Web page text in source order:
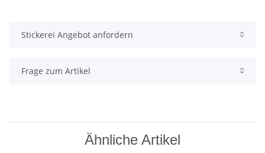
Stickerei Angebot anfordern
Frage zum Artikel
Ähnliche Artikel